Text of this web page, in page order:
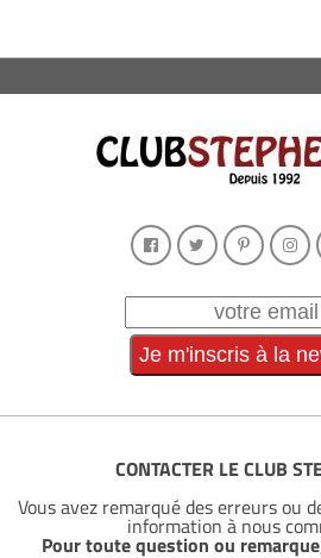
CONTACTER LE CLUB
Vous avez remarqué des erreurs ou
information à nous
Pour toute question ou remarque